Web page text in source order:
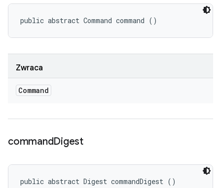
public abstract Command command ()
Zwraca
Command
commandDigest
public abstract Digest commandDigest ()